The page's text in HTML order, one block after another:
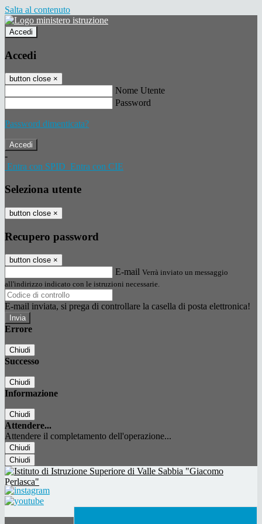
Salta al contenuto
Accedi
Accedi
button close ×
Nome Utente
Password
Password dimenticata?
-
Entra con SPID Entra con CIE
Seleziona utente
button close ×
Recupero password
button close ×
E-mail Verrà inviato un messaggio
all'indirizzo indicato con le istruzioni necessarie.
E-mail inviata, si prega di controllare la casella di posta elettronica!
Errore
Chiudi
Successo
Chiudi
Informazione
Chiudi
Attendere...
Attendere il completamento dell'operazione...
Chiudi
Chiudi